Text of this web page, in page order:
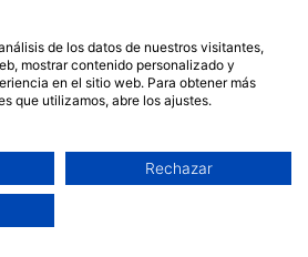
de los datos de nuestros visitantes,
mostrar contenido personalizado y
en el sitio web. Para obtener más
que utilizamos, abre los ajustes.
Rechazar